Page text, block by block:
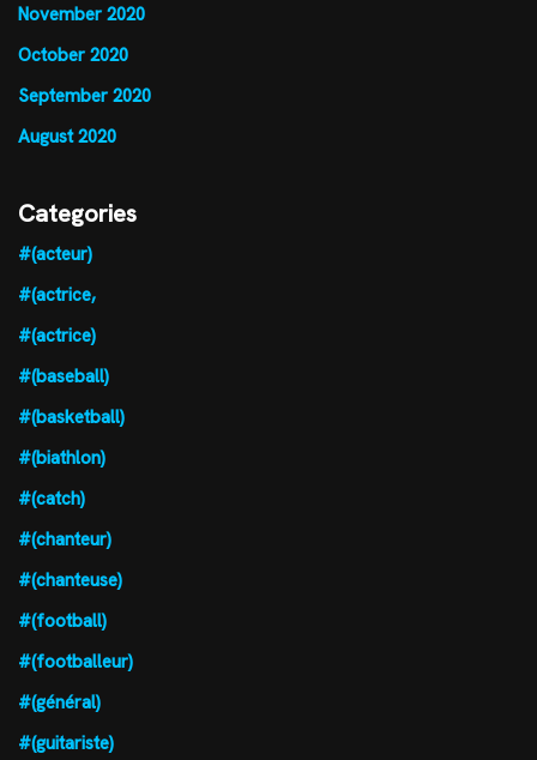
November 2020
October 2020
September 2020
August 2020
Categories
#(acteur)
#(actrice,
#(actrice)
#(baseball)
#(basketball)
#(biathlon)
#(catch)
#(chanteur)
#(chanteuse)
#(football)
#(footballeur)
#(général)
#(guitariste)